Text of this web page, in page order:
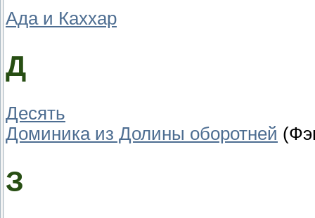
Ада и Каххар
Д
Десять
Доминика из Долины оборотней
З